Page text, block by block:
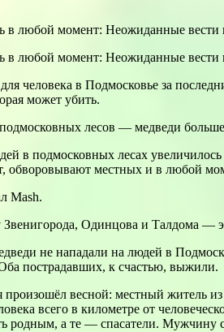
человека в Подмосковье за
может убить.
лесов — медведи больше
в подмосковных лесах
обворовывают местных и в любой
Mash.
Звенигорода, Одинцова и Талдома —
не нападали на людей в
пострадавших, к счастью, выжили.
весной: местный житель
всего в километре от
родным, а те — спасатели. Мужчину